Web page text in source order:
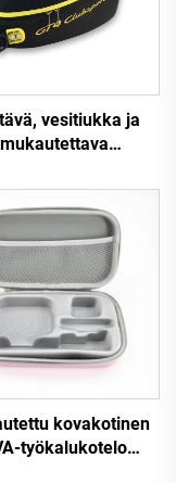
vesitiukka ja
mukautettava
kypärän
kovakotinen
työkalukotelo